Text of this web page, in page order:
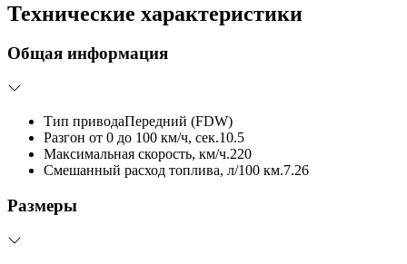
Технические характеристики
Общая информация
Тип приводаПередний (FDW)
Разгон от 0 до 100 км/ч, сек.10.5
Максимальная скорость, км/ч.220
Смешанный расход топлива, л/100 км.7.26
Размеры